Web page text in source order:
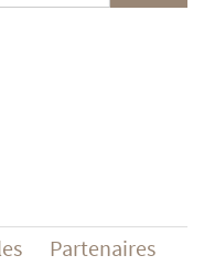
Partenaires